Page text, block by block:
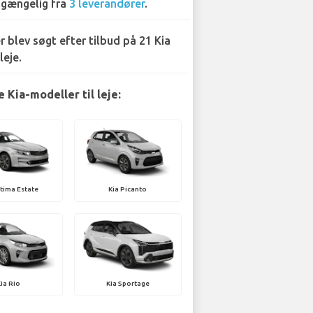
fra 3 leverandører.
blev søgt efter tilbud på 21 Kia
Kia-modeller til leje:
Estate Kia Picanto
Rio Kia Sportage